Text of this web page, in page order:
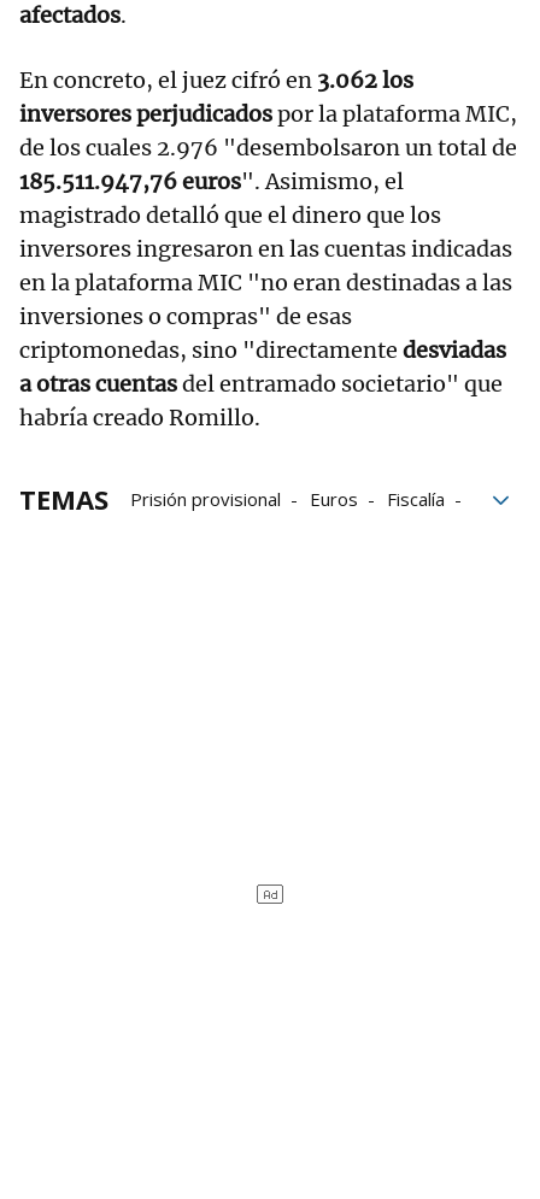
afectados.
En concreto, el juez cifró en 3.062 los
inversores perjudicadospor la plataforma MIC,
de los cuales 2.976 "desembolsaron un total de
185.511.947,76 euros". Asimismo, el
magistrado detalló que el dinero que los
inversores ingresaron en las cuentas indicadas
en la plataforma MIC "no eran destinadas a las
inversiones o compras" de esas
criptomonedas, sino "directamente desviadas
a otras cuentasdel entramado societario" que
habría creado Romillo.
TEMAS Prisión provisional Euros
Fiscalía